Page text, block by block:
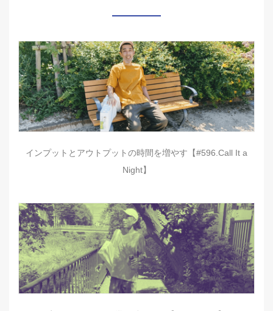
インプットとアウトプットの時間を増やす【#596.Call It a
Night】